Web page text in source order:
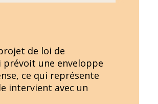
de loi de
une enveloppe
ce qui représente
intervient avec un